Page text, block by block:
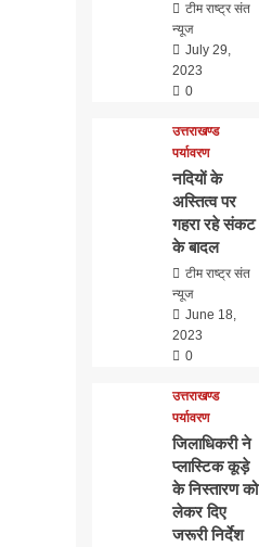
टीम राष्ट्र संत
न्यूज
July 29,
2023
0
उत्तराखण्ड
पर्यावरण
नदियों के
अस्तित्व पर
गहरा रहे संकट
के बादल
टीम राष्ट्र संत
न्यूज
June 18,
2023
0
उत्तराखण्ड
पर्यावरण
जिलाधिकरी ने
प्लास्टिक कूड़े
के निस्तारण को
लेकर दिए
जरूरी निर्देश